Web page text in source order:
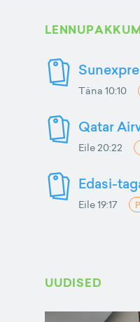
Täna 10:10
Qatar
Eile 20:22
Edasi-
Eile 19:17
UUDISED